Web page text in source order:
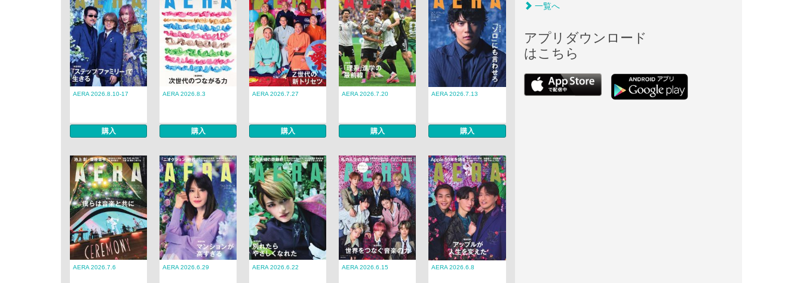
AERA 2026.8.10-17
購入
AERA 2026.8.3
購入
AERA 2026.7.27
購入
AERA 2026.7.20
購入
AERA 2026.7.13
購入
AERA 2026.7.6 AERA 2026.6.29 AERA 2026.6.22 AERA 2026.6.15 AERA 2026.6.8
一覧へ
アプリダウンロード
はこちら